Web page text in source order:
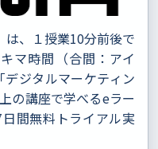
は、１授業10分前後で
マ時間（合間：アイ
ジタルマーケティン
の講座で学べるeラー
間無料トライアル実